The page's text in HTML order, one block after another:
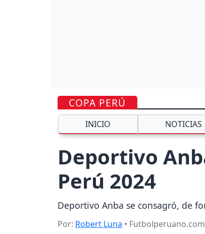
COPA PERÚ
INICIO NOTICIAS
Deportivo
Perú 2024
Deportivo Anba se consagró, de
Por: Robert Luna • Futbolperuano.com